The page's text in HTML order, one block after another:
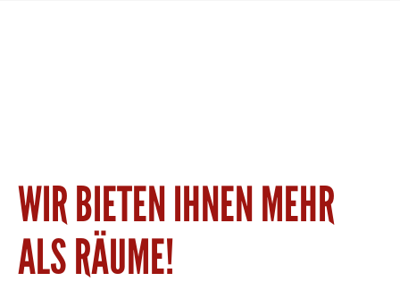
WIR BIETEN IHNEN MEHR
ALS RÄUME!